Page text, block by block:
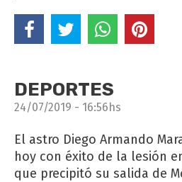
DEPORTES
24/07/2019 - 16:56hs
El astro Diego Armando
hoy con éxito de la lesión
que precipitó su salida de